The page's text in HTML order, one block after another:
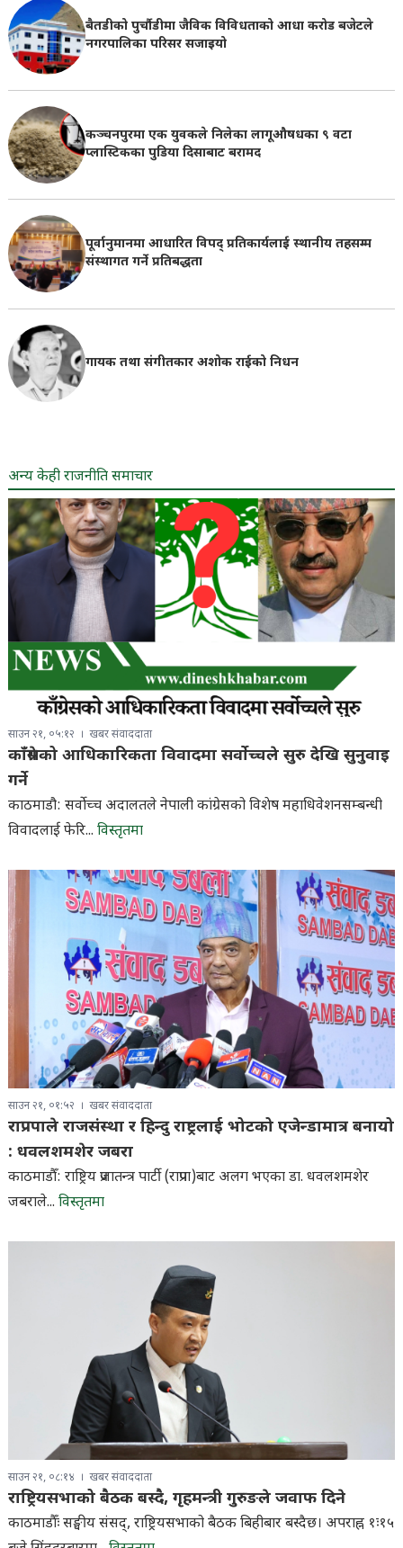
बैतडीको पुर्चौडीमा जैविक विविधताको आधा करोड बजेटले
नगरपालिका परिसर सजाइयो
कञ्चनपुरमा एक युवकले निलेका लागूऔषधका ९ वटा
प्लास्टिकका पुडिया दिसाबाट बरामद
पूर्वानुमानमा आधारित विपद् प्रतिकार्यलाई स्थानीय तहसम्म
संस्थागत गर्ने प्रतिबद्धता
गायक तथा संगीतकार अशोक राईको निधन
अन्य केही राजनीति समाचार
साउन २१, ०५:१२ खबर संवाददाता
काँग्रेसको आधिकारिकता विवादमा सर्वोच्चले सुरु देखि सुनुवाइ
गर्ने
काठमाडौ: सर्वोच्च अदालतले नेपाली कांग्रेसको विशेष महाधिवेशनसम्बन्धी
विवादलाई फेरि... विस्तृतमा
साउन २१, ०१:५२ खबर संवाददाता
राप्रपाले राजसंस्था र हिन्दु राष्ट्रलाई भोटको एजेन्डामात्र बनायो
: धवलशमशेर जबरा
काठमाडौँ: राष्ट्रिय प्रजातन्त्र पार्टी (राप्रपा)बाट अलग भएका डा. धवलशमशेर
जबराले... विस्तृतमा
साउन २१, ०८:१४ खबर संवाददाता
राष्ट्रियसभाको बैठक बस्दै, गृहमन्त्री गुरुङले जवाफ दिने
काठमाडौँः सङ्घीय संसद्, राष्ट्रियसभाको बैठक बिहीबार बस्दैछ। अपराह्न १ः१५